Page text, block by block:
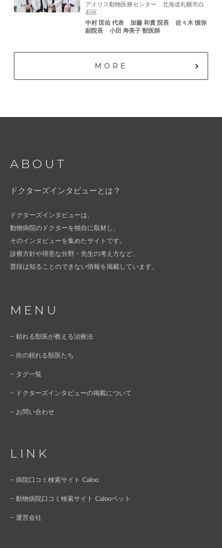
アイリス動物医療センター 北海道札幌市白
石区
中村 匡佑 代表
加藤 和貴 院⻑
佐々⽊ 慎弥
副院⻑
⼩⽥ 寿美⼦ 獣医師
MORE
ABOUT
ドクターズインタビューとは？
ドクターズインタビューは、
動物病院のドクターを独自に取材し、
そのインタビューを集めたサイトです。
診療方針や得意な分野・先生の考え方など、
普段は知ることのできない情報を掲載しています。
MENU
− 頼れる獣医が教える治療法
− 街の頼れる獣医たち
− タグ一覧
− ドクターズインタビューの掲載について
− お問い合わせ
LINK
− 病院口コミ検索サイト Caloo
− 動物病院口コミ検索サイト Calooペット
− 運営会社